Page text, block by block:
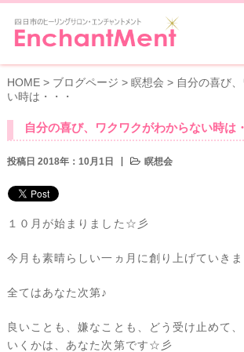
HOME> ブログページ > 瞑想会 > 自分の喜び
い時は・・・
自分の喜び、ワクワクがわからない時は
投稿日 2018年：10月1日 瞑想会
１０月が始まりました☆彡
今月も素晴らしい一ヵ月に創り上げていき
全てはあなた次第♪
良いことも、嫌なことも、どう受け止めて
いくかは、あなた次第です☆彡